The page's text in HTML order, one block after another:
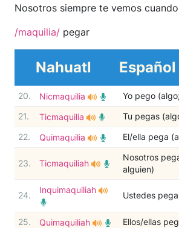
Nosotros siempre te vemos
/maquilia/ pegar
Nahuatl Español
20. Nicmaquilia Yo pego
21. Ticmaquilia Tu pegas
22. Quimaquilia El/ella pega
23. Ticmaquiliah
Nosotros
alguien)
24.
Inquimaquiliah
Ustedes
25. Quimaquiliah Ellos/ellas